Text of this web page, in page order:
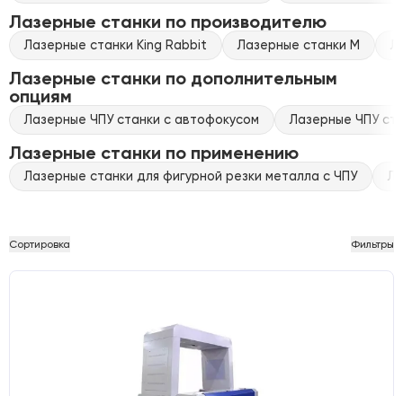
Лазерные станки по производителю
Лазерные станки King Rabbit Лазерные станки M
Лазерные станки по дополнительным
опциям
Лазерные ЧПУ станки с автофокусом Лазерные ЧПУ
Лазерные станки по применению
Лазерные станки для фигурной резки металла с ЧПУ
Сортировка Фильтры